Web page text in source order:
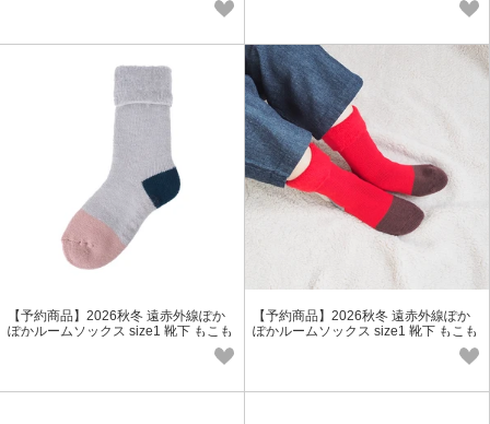
【予約商品】2026秋冬 遠赤外線ぽか
ぽかルームソックス size1 靴下 もこも
【予約商品】2026秋冬 遠赤外線ぽか
ぽかルームソックス size1 靴下 もこも